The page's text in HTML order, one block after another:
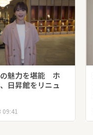
競輪
ボートレース
棋王戦
女流本因坊戦
魅力を堪能 ホ
日昇館をリニュ
09:41